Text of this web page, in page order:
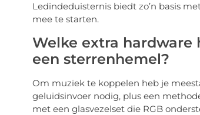
Ledindeduisternis biedt zo’n basis
mee te starten.
Welke extra
een sterrenhemel?
Om muziek te koppelen heb je
geluidsinvoer nodig, plus een
met een glasvezelset die RGB